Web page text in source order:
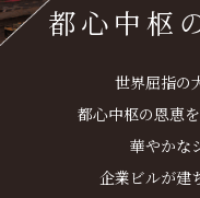
都心中枢
世界屈指の
都心中枢の恩恵
華やかな
企業ビルが建